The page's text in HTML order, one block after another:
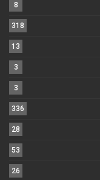
8
318
13
3
3
336
28
53
26